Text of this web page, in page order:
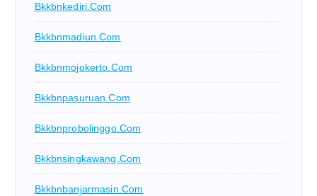
Bkkbnkediri.com
Bkkbnmadiun.com
Bkkbnmojokerto.com
Bkkbnpasuruan.com
Bkkbnprobolinggo.com
Bkkbnsingkawang.com
Bkkbnbanjarmasin.com